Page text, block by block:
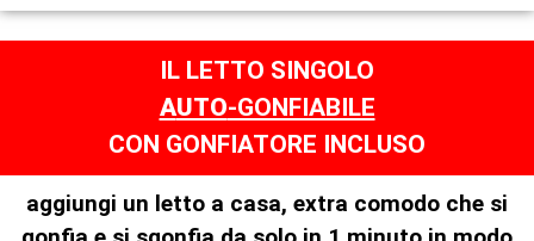
IL LETTO SINGOLO
AUTO-GONFIABILE
CON GONFIATORE INCLUSO
aggiungi un letto a casa, extra comodo che si